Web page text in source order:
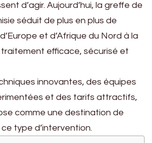
d’agir. Aujourd’hui, la greffe de
séduit de plus en plus de
et d’Afrique du Nord à la
traitement efficace, sécurisé et
innovantes, des équipes
et des tarifs attractifs,
comme une destination de
type d’intervention.